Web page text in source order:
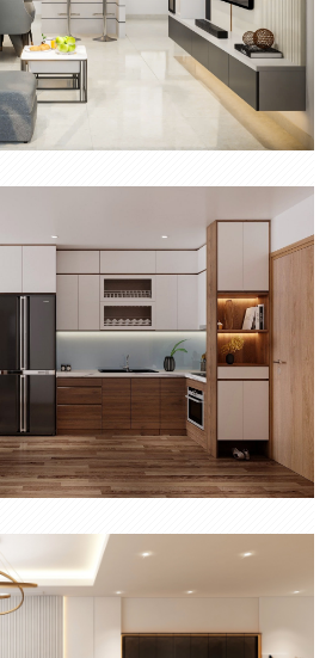
THẤT CHUNG CƯ THE SUN AVENUE 2PN
THẤT CHUNG CƯ ĐẸP 2 PHÒNG NGỦ